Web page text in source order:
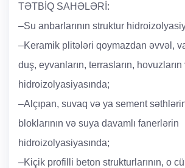
TƏTBİQ SAHƏLƏRİ:
–Su anbarlarının struktur
–Keramik plitələri qoymazdan əvvəl,
duş, eyvanların, terrasların,
hidroizolyasiyasında;
–Alçıpan, suvaq və ya sement
bloklarının və suya davamlı fanerlərin
hidroizolyasiyasında;
–Kiçik profilli beton strukturlarının, o